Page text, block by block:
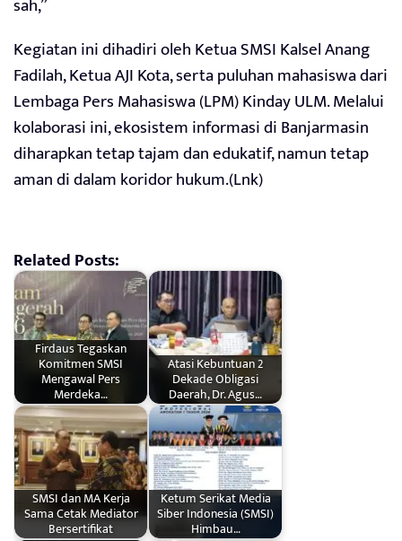
sah,”
Kegiatan ini dihadiri oleh Ketua SMSI Kalsel Anang
Fadilah, Ketua AJI Kota, serta puluhan mahasiswa dari
Lembaga Pers Mahasiswa (LPM) Kinday ULM. Melalui
kolaborasi ini, ekosistem informasi di Banjarmasin
diharapkan tetap tajam dan edukatif, namun tetap
aman di dalam koridor hukum.(Lnk)
Related Posts:
Firdaus Tegaskan
Komitmen SMSI
Mengawal Pers
Merdeka…
Atasi Kebuntuan 2
Dekade Obligasi
Daerah, Dr. Agus…
SMSI dan MA Kerja
Sama Cetak Mediator
Bersertifikat
Ketum Serikat Media
Siber Indonesia (SMSI)
Himbau…